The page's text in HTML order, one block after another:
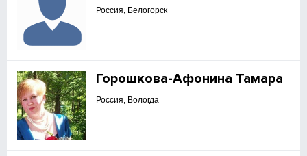
Россия, Белогорск
Горошкова-Афонина Тамара
Россия, Вологда